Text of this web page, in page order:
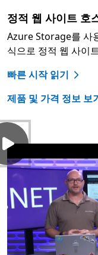
정적 웹 사이트 호
Azure Storage를 사
식으로 정적 웹 사이
빠른 시작 읽기
제품 및 가격 정보 보